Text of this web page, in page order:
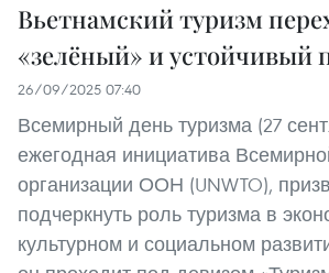
Вьетнамский туризм
«зелёный» и устойчивый
26/09/2025 07:40
Всемирный день туризма (27
ежегодная инициатива
организации ООН (UNWTO),
подчеркнуть роль туризма в
культурном и социальном